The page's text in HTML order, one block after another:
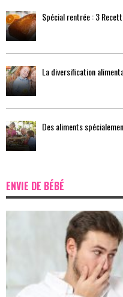
Spécial rentrée : 3
La diversification
Des aliments
ENVIE DE BÉBÉ